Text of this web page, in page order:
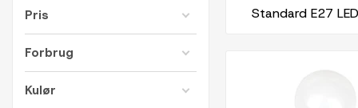
Standard E27
Pris
Forbrug
Kulør